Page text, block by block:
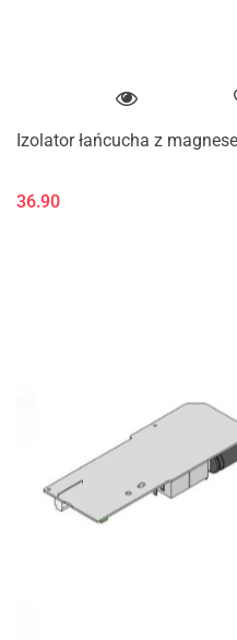
Izolator łańcucha z
36.90